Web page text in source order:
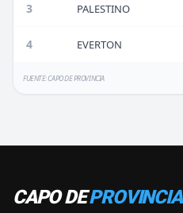
3 PALESTINO
4 EVERTON
FUENTE: CAPO DE PROVINCIA
CAPO DEPROVINCIA